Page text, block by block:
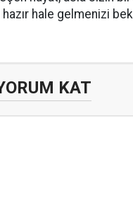
hale gelmenizi
KAT